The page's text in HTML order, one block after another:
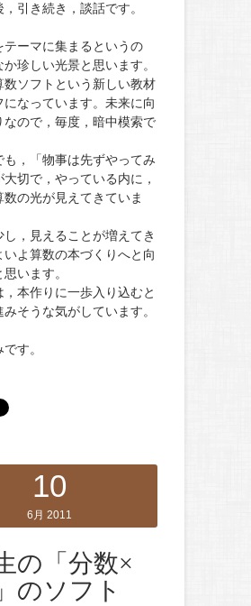
き続き，談話です。
ーマに集まるというの
か珍しい光景と思います。
数ソフトという新しい教材
になっています。未来に向
なので，毎度，暗中模索で
，「物事は先ずやってみ
大切で，やっている内に，
数の光が見えてきていま
見えることが増えてき
いよ算数の本づくりへと向
います。
作りに一歩入り込むと
そうな気がしています。
す。
10
6月 2011
の「分数×
のソフト